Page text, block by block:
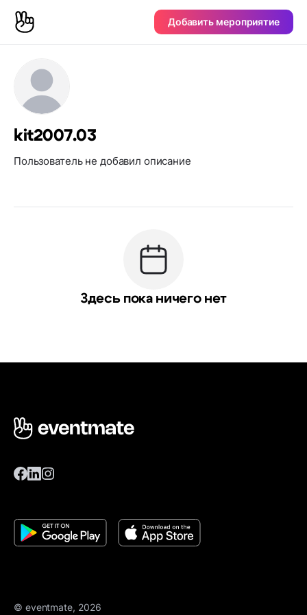
Добавить мероприятие
kit2007.03
Пользователь не добавил описание
Здесь пока ничего нет
© eventmate, 2026